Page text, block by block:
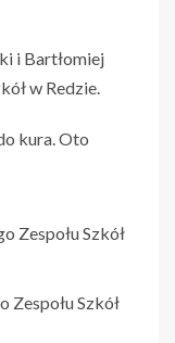
i Bartłomiej
w Redzie.
kura. Oto
Zespołu Szkół
Szkół